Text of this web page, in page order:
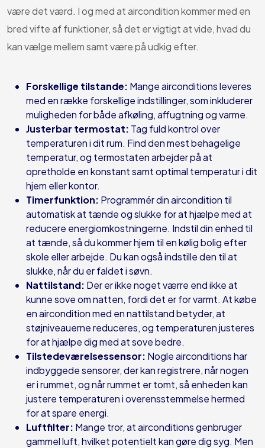
være det værd. I og med at aircondition kommer med en
bred vifte af funktioner, så det er vigtigt at vide, hvad du
kan vælge mellem samt være på udkig efter.
Forskellige tilstande: Mange airconditions leveres
med en række forskellige indstillinger, som inkluderer
muligheden for både afkøling, affugtning og varme.
Justerbar termostat: Tag fuld kontrol over
temperaturen i dit rum. Find den mest behagelige
temperatur, og termostaten arbejder på at
opretholde en konstant samt optimal temperatur i dit
hjem eller kontor.
Timerfunktion: Programmér din aircondition til
automatisk at tænde og slukke for at hjælpe med at
reducere energiomkostningerne. Indstil din enhed til
at tænde, så du kommer hjem til en kølig bolig efter
skole eller arbejde. Du kan også indstille den til at
slukke, når du er faldet i søvn.
Nattilstand: Der er ikke noget værre end ikke at
kunne sove om natten, fordi det er for varmt. At købe
en aircondition med en nattilstand betyder, at
støjniveauerne reduceres, og temperaturen justeres
for at hjælpe dig med at sove bedre.
Tilstedeværelsessensor: Nogle airconditions har
indbyggede sensorer, der kan registrere, når nogen
er i rummet, og når rummet er tomt, så enheden kan
justere temperaturen i overensstemmelse hermed
for at spare energi.
Luftfilter: Mange tror, at airconditions genbruger
gammel luft, hvilket potentielt kan gøre dig syg. Men